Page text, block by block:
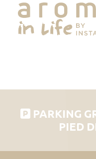
PARKING
PIED